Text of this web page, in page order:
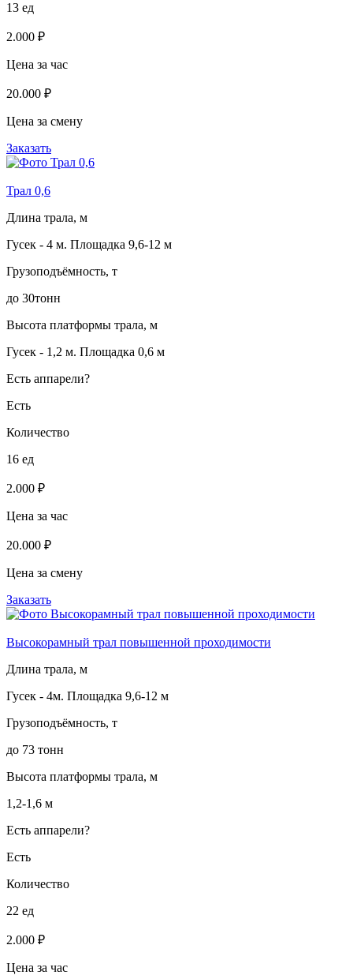
13 ед
2.000 ₽
Цена за час
20.000 ₽
Цена за смену
Заказать
Трал 0,6
Длина трала, м
Гусек - 4 м. Площадка 9,6-12 м
Грузоподъёмность, т
до 30тонн
Высота платформы трала, м
Гусек - 1,2 м. Площадка 0,6 м
Есть аппарели?
Есть
Количество
16 ед
2.000 ₽
Цена за час
20.000 ₽
Цена за смену
Заказать
Высокорамный трал повышенной проходимости
Длина трала, м
Гусек - 4м. Площадка 9,6-12 м
Грузоподъёмность, т
до 73 тонн
Высота платформы трала, м
1,2-1,6 м
Есть аппарели?
Есть
Количество
22 ед
2.000 ₽
Цена за час